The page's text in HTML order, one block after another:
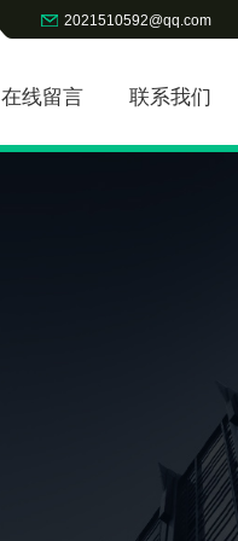
2021510592@qq.com
在线留言 联系我们